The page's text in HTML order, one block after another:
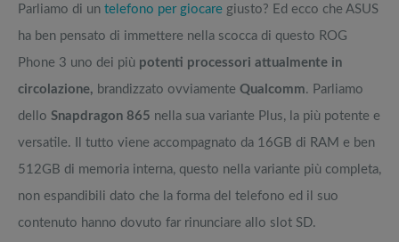
Parliamo di un telefono per giocare giusto? Ed ecco che ASUS
ha ben pensato di immettere nella scocca di questo ROG
Phone 3 uno dei più potenti processori attualmente in
circolazione, brandizzato ovviamente Qualcomm. Parliamo
dello Snapdragon 865 nella sua variante Plus, la più potente e
versatile. Il tutto viene accompagnato da 16GB di RAM e ben
512GB di memoria interna, questo nella variante più completa,
non espandibili dato che la forma del telefono ed il suo
contenuto hanno dovuto far rinunciare allo slot SD.